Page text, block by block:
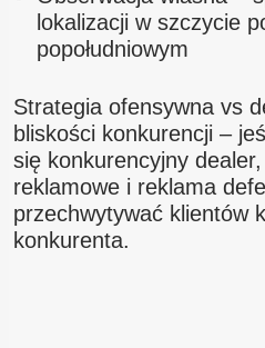
lokalizacji w szczycie
popołudniowym
Strategia ofensywna vs
bliskości konkurencji –
się konkurencyjny
reklamowe i reklama
przechwytywać klientów
konkurenta.